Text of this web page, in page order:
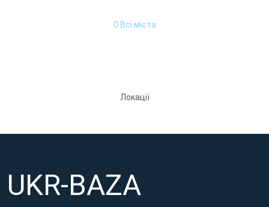
0 Всі міста
Локації
UKR-BAZA